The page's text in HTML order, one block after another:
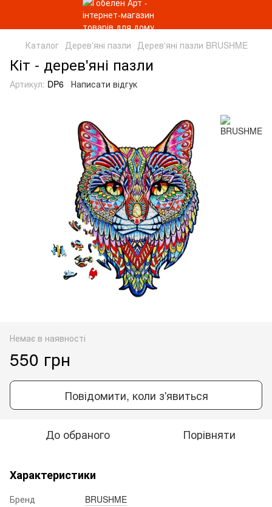
Каталог Дерев'яні пазли Дерев'яні пазли BRUSHME
Кіт - дерев'яні пазли
Артикул: DP6 Написати відгук
Немає в наявності
550 грн
Повідомити, коли з'явиться
До обраного Порівняти
Характеристики
Бренд
BRUSHME